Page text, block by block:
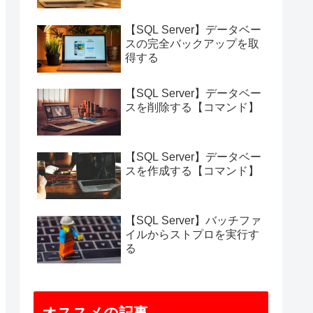
【SQL Server】データベー
スの完全バックアップを取
得する
【SQL Server】データベー
スを削除する【コマンド】
【SQL Server】データベー
スを作成する【コマンド】
【SQL Server】バッチファ
イルからストプロを実行す
る